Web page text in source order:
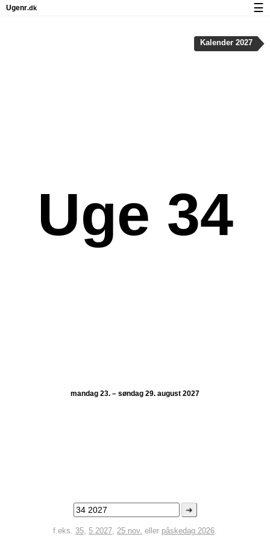
Uge 34
mandag 23. – søndag 29. august 2027
➜
f.eks. 35, 5 2027, 25 nov. eller påskedag 2026.
Kalender 2027
Ugenr.dk ☰